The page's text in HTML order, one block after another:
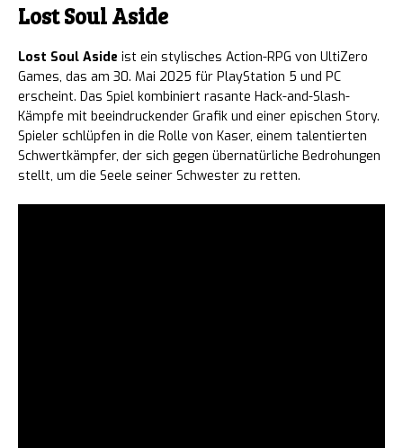
Lost Soul Aside
Lost Soul Aside ist ein stylisches Action-RPG von UltiZero
Games, das am 30. Mai 2025 für PlayStation 5 und PC
erscheint. Das Spiel kombiniert rasante Hack-and-Slash-
Kämpfe mit beeindruckender Grafik und einer epischen Story.
Spieler schlüpfen in die Rolle von Kaser, einem talentierten
Schwertkämpfer, der sich gegen übernatürliche Bedrohungen
stellt, um die Seele seiner Schwester zu retten.